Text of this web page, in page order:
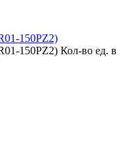
150PZ2)
150PZ2) Кол-во ед. в